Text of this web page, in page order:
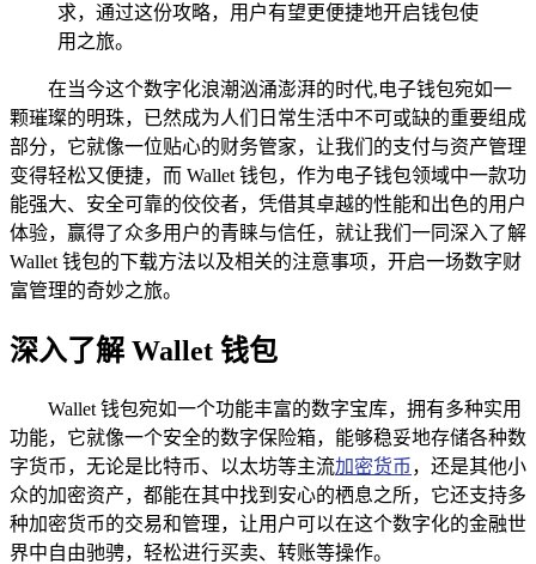
求，通过这份攻略，用户有望更便捷地开启钱包使
用之旅。
在当今这个数字化浪潮汹涌澎湃的时代,电子钱包宛如一
颗璀璨的明珠，已然成为人们日常生活中不可或缺的重要组成
部分，它就像一位贴心的财务管家，让我们的支付与资产管理
变得轻松又便捷，而 Wallet 钱包，作为电子钱包领域中一款功
能强大、安全可靠的佼佼者，凭借其卓越的性能和出色的用户
体验，赢得了众多用户的青睐与信任，就让我们一同深入了解
Wallet 钱包的下载方法以及相关的注意事项，开启一场数字财
富管理的奇妙之旅。
深入了解 Wallet 钱包
Wallet 钱包宛如一个功能丰富的数字宝库，拥有多种实用
功能，它就像一个安全的数字保险箱，能够稳妥地存储各种数
字货币，无论是比特币、以太坊等主流加密货币 ，还是其他小
众的加密资产，都能在其中找到安心的栖息之所，它还支持多
种加密货币的交易和管理，让用户可以在这个数字化的金融世
界中自由驰骋，轻松进行买卖、转账等操作。